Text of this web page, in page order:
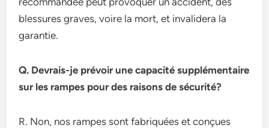
blessures graves, voire la mort, et invalidera la
garantie.
Q. Devrais-je prévoir une capacité supplémentaire
sur les rampes pour des raisons de sécurité?
R. Non, nos rampes sont fabriquées et conçues